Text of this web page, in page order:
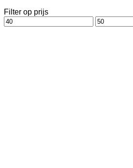
Filter op prijs
Min.
prijs
Max.
prijs